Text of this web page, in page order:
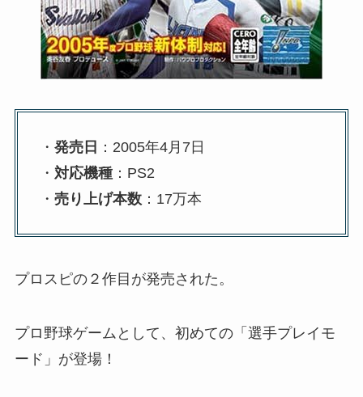
・ 発売日 ：2005年4月7日
・ 対応機種：PS2
・ 売り上げ本数：17万本
プロスピの２作目が発売された。
プロ野球ゲームとして、初めての「選手プレイモ
ード」が登場！